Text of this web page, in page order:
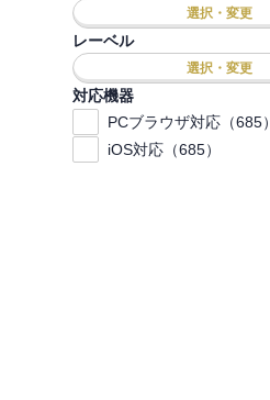
選択・変更
レーベル
選択・変更
対応機器
PCブラウザ対応（685）
iOS対応（685）